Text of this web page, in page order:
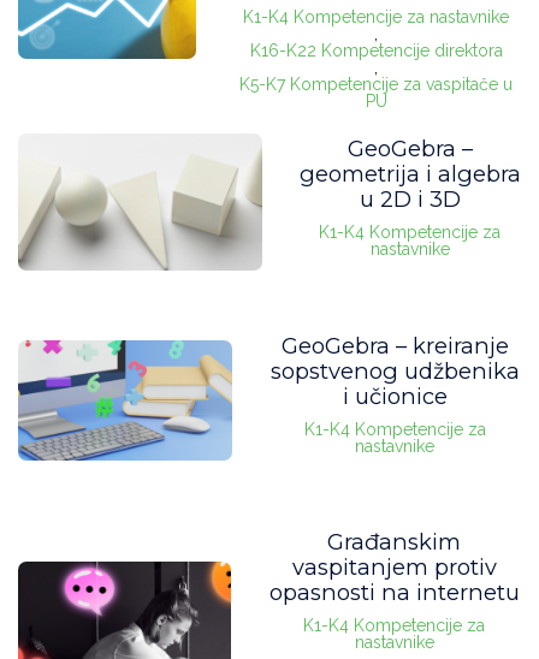
K1-K4 Kompetencije za nastavnike
K16-K22 Kompetencije direktora
K5-K7 Kompetencije za vaspitače u
PU
GeoGebra –
geometrija i algebra
u 2D i 3D
K1-K4 Kompetencije za
nastavnike
GeoGebra – kreiranje
sopstvenog udžbenika
i učionice
K1-K4 Kompetencije za
nastavnike
Građanskim
vaspitanjem protiv
opasnosti na internetu
K1-K4 Kompetencije za
nastavnike